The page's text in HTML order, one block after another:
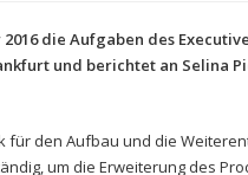
die Aufgaben des
und berichtet an Selina
für den Aufbau und die
um die Erweiterung des